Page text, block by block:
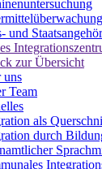
und
zur Übersicht
uns
Team
als
durch